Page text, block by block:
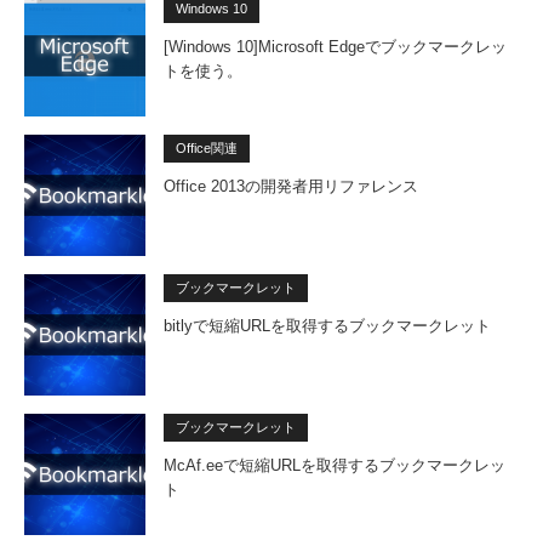
Windows 10
[Windows 10]Microsoft Edgeでブックマークレッ
トを使う。
Office関連
Office 2013の開発者用リファレンス
ブックマークレット
bitlyで短縮URLを取得するブックマークレット
ブックマークレット
McAf.eeで短縮URLを取得するブックマークレッ
ト